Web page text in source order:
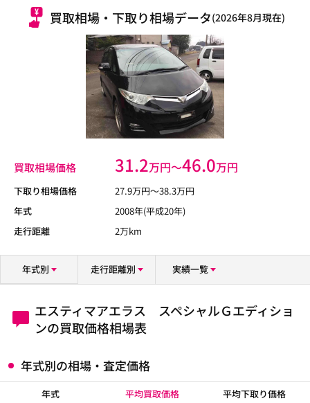
買取相場・下取り相場データ(2026年8月現在)
買取相場価格 31.2万円〜46.0万円
下取り相場価格 27.9万円〜38.3万円
年式
2008年(平成20年)
走行距離
2万km
年式別 走行距離別 実績一覧
エスティマアエラス スペシャルＧエディショ
ンの買取価格相場表
年式別の相場・査定価格
年式 平均買取価格 平均下取り価格